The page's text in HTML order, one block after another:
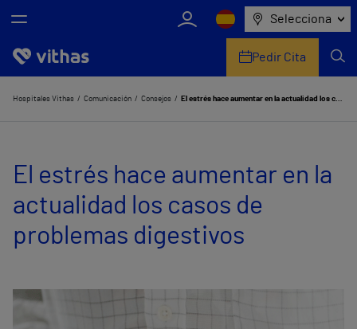
Selecciona
Nosotros
Servicios de salud
Equipo médico y asistencial
Información útil
Comunicación
Pedir Cita
Hospitales Vithas Comunicación Consejos El estrés hace aumentar en la actualidad los casos de problemas digestivos
El estrés hace aumentar en la
actualidad los casos de
problemas digestivos